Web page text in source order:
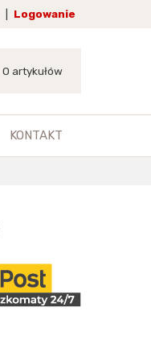
Logowanie
0 artykułów
KONTAKT